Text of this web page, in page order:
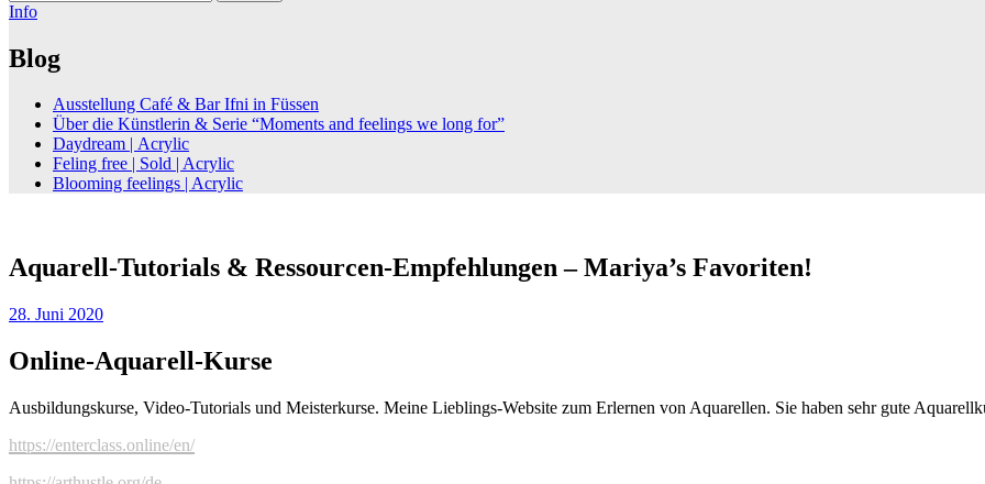
Info
Blog
Ausstellung Café & Bar Ifni in Füssen
Über die Künstlerin & Serie “Moments and feelings we long for”
Daydream | Acrylic
Feling free | Sold | Acrylic
Blooming feelings | Acrylic
Aquarell-Tutorials & Ressourcen-Empfehlungen – Mariya’s Favoriten!
28. Juni 2020
Online-Aquarell-Kurse
Ausbildungskurse, Video-Tutorials und Meisterkurse. Meine Lieblings-Website zum Erlernen von Aquarellen. Sie haben sehr gute
https://enterclass.online/en/